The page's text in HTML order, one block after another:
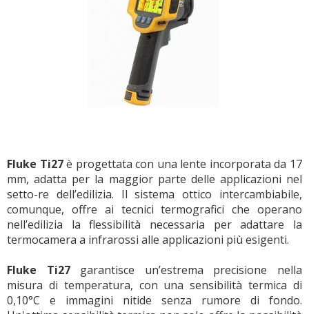
Fluke Ti27è progettata con una lente incorporata da 17
mm, adatta per la maggior parte delle applicazioni nel
setto-re dell’edilizia. Il sistema ottico intercambiabile,
comunque, offre ai tecnici termografici che operano
nell’edilizia la flessibilità necessaria per adattare la
termocamera a infrarossi alle applicazioni più esigenti.
Fluke Ti27garantisce un’estrema precisione nella
misura di temperatura, con una sensibilità termica di
0,10°C e immagini nitide senza rumore di fondo.